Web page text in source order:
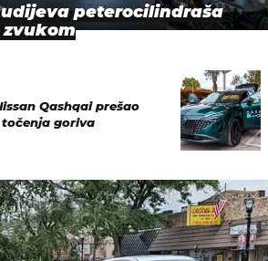
peterocilindraša
Qashqai prešao
goriva